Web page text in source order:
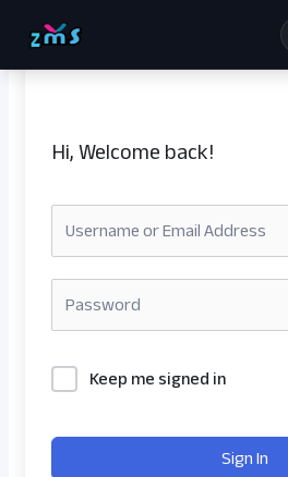
Hi, Welcome back!
Keep me signed in
Sign In